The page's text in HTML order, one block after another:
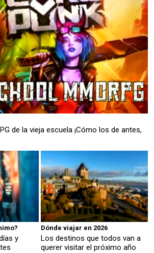
de la vieja escuela ¡Cómo los de antes,
y
Dónde viajar en 2026
Los destinos que todos van a
querer visitar el próximo año